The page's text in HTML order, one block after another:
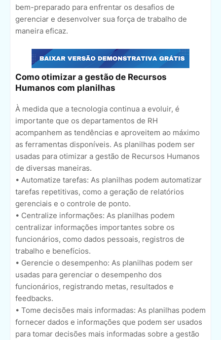
bem-preparado para enfrentar os desafios de
gerenciar e desenvolver sua força de trabalho de
maneira eficaz.
Como otimizar a gestão de Recursos
Humanos com planilhas
À medida que a tecnologia continua a evoluir, é
importante que os departamentos de RH
acompanhem as tendências e aproveitem ao máximo
as ferramentas disponíveis. As planilhas podem ser
usadas para otimizar a gestão de Recursos Humanos
de diversas maneiras.
• Automatize tarefas: As planilhas podem automatizar
tarefas repetitivas, como a geração de relatórios
gerenciais e o controle de ponto.
• Centralize informações: As planilhas podem
centralizar informações importantes sobre os
funcionários, como dados pessoais, registros de
trabalho e benefícios.
• Gerencie o desempenho: As planilhas podem ser
usadas para gerenciar o desempenho dos
funcionários, registrando metas, resultados e
feedbacks.
• Tome decisões mais informadas: As planilhas podem
fornecer dados e informações que podem ser usados
para tomar decisões mais informadas sobre a gestão